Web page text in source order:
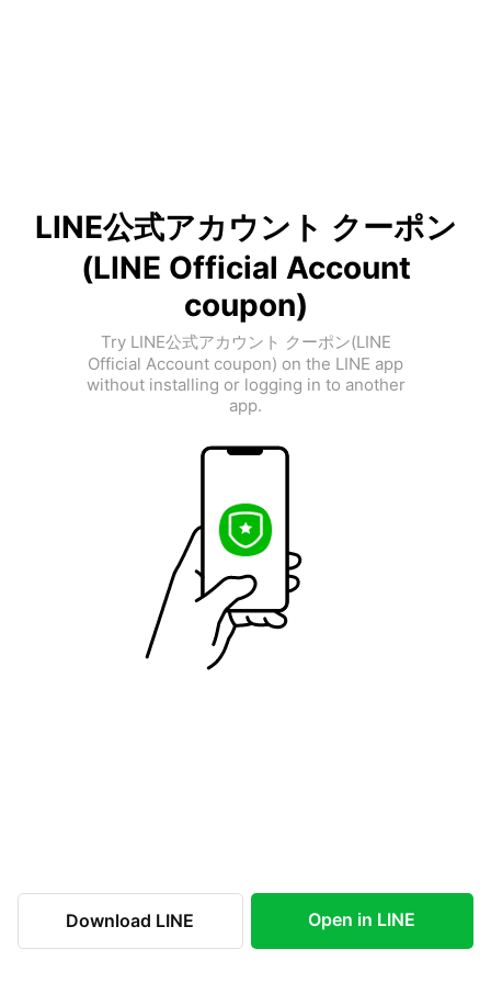
LINE公式アカウント クーポン
(LINE Official Account
coupon)
Try LINE公式アカウント クーポン(LINE
Official Account coupon) on the LINE app
without installing or logging in to another
app.
Download LINE Open in LINE